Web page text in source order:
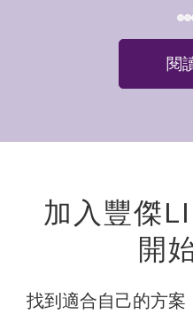
閱
加入豐傑
開
找到適合自己的方案